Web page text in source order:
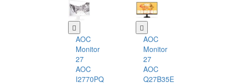
AOC
Monitor
27
AOC
I2770PQ
AOC
Monitor
27
AOC
Q27B35E